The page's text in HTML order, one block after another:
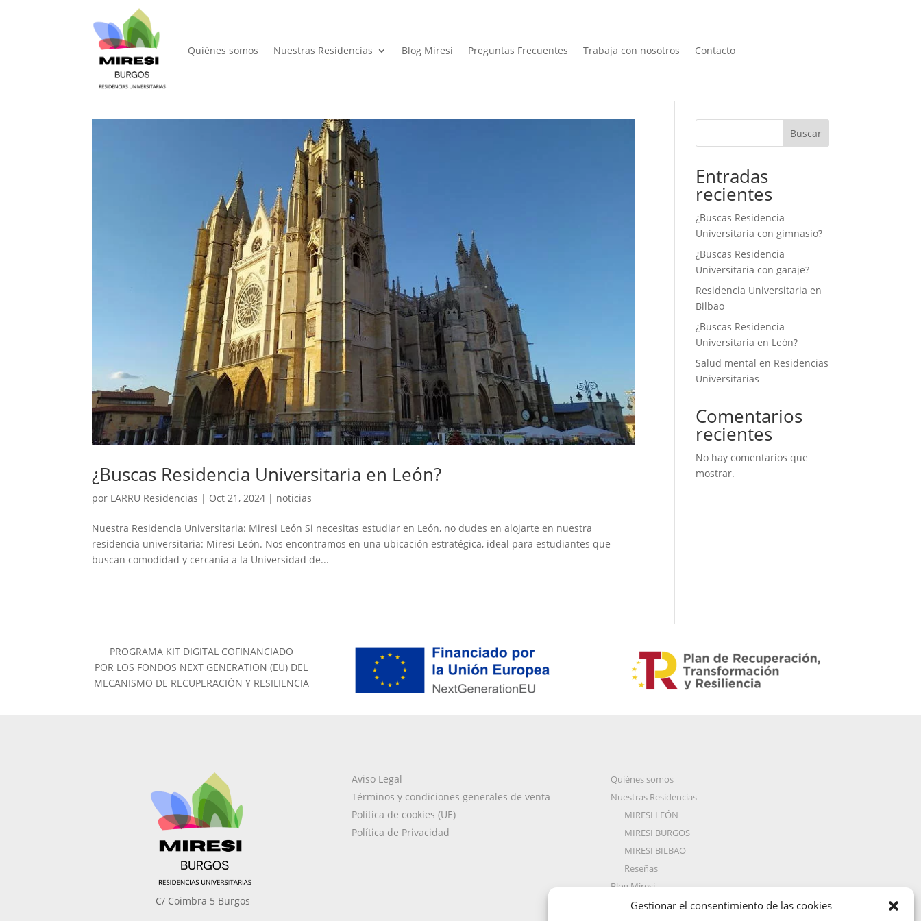
Gestionar el consentimiento de las cookies
Quiénes somos Nuestras Residencias Blog Miresi Preguntas Frecuentes Trabaja con nosotros Contacto
¿Buscas Residencia Universitaria en León?
por LARRU Residencias | Oct 21, 2024 | noticias
Nuestra Residencia Universitaria: Miresi León Si necesitas estudiar en León, no dudes en alojarte en nuestra
residencia universitaria: Miresi León. Nos encontramos en una ubicación estratégica, ideal para estudiantes que
buscan comodidad y cercanía a la Universidad de...
Buscar
Entradas
recientes
¿Buscas Residencia
Universitaria con gimnasio?
¿Buscas Residencia
Universitaria con garaje?
Residencia Universitaria en
Bilbao
¿Buscas Residencia
Universitaria en León?
Salud mental en Residencias
Universitarias
Comentarios
recientes
No hay comentarios que
mostrar.
PROGRAMA KIT DIGITAL COFINANCIADO
POR LOS FONDOS NEXT GENERATION (EU) DEL
MECANISMO DE RECUPERACIÓN Y RESILIENCIA
C/ Coimbra 5 Burgos
Aviso Legal
Términos y condiciones generales de venta
Política de cookies (UE)
Política de Privacidad
Quiénes somos
Nuestras Residencias
MIRESI LEÓN
MIRESI BURGOS
MIRESI BILBAO
Reseñas
Blog Miresi
Preguntas Frecuentes